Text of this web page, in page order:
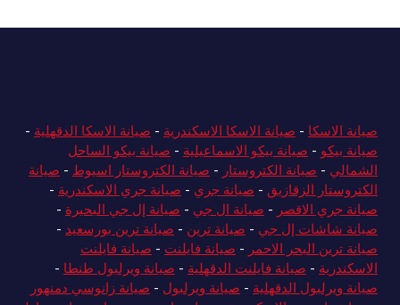
صيانة الاسكا - صيانة الاسكا الاسكندرية - صيانة الاسكا الدقهلية -
صيانة بيكو - صيانة بيكو الاسماعيلية - صيانة بيكو الساحل
الشمالي - صيانة الكتروستار - صيانة الكتروستار اسيوط - صيانة
الكتروستار الزقازيق - صيانة جري - صيانة جري الاسكندرية -
صيانة جري الاقصر - صيانة ال جي - صيانة إل جي البحيرة -
صيانة شاشات إل جي - صيانة ترين - صيانة ترين بورسعيد -
صيانة ترين البحر الاحمر - صيانة فايلنت - صيانة فايلنت
الاسكندرية - صيانة فايلنت الدقهلية - صيانة ويرلبول طنطا -
صيانة ويرلبول الدقهلية - صيانة ويرلبول - صيانة زانوسي دمنهور